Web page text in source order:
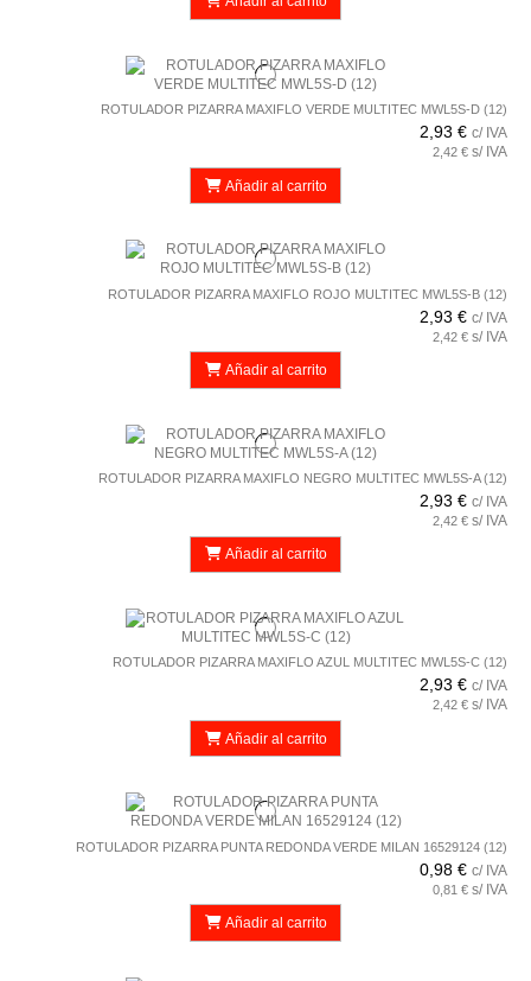
ROTULADOR PIZARRA MAXIFLO VERDE MULTITEC MWL5S-D (12)
2,93 € c/ IVA
2,42 € s/ IVA
Añadir al carrito
ROTULADOR PIZARRA MAXIFLO ROJO MULTITEC MWL5S-B (12)
2,93 € c/ IVA
2,42 € s/ IVA
Añadir al carrito
ROTULADOR PIZARRA MAXIFLO NEGRO MULTITEC MWL5S-A (12)
2,93 € c/ IVA
2,42 € s/ IVA
Añadir al carrito
ROTULADOR PIZARRA MAXIFLO AZUL MULTITEC MWL5S-C (12)
2,93 € c/ IVA
2,42 € s/ IVA
Añadir al carrito
ROTULADOR PIZARRA PUNTA REDONDA VERDE MILAN 16529124 (12)
0,98 € c/ IVA
0,81 € s/ IVA
Añadir al carrito